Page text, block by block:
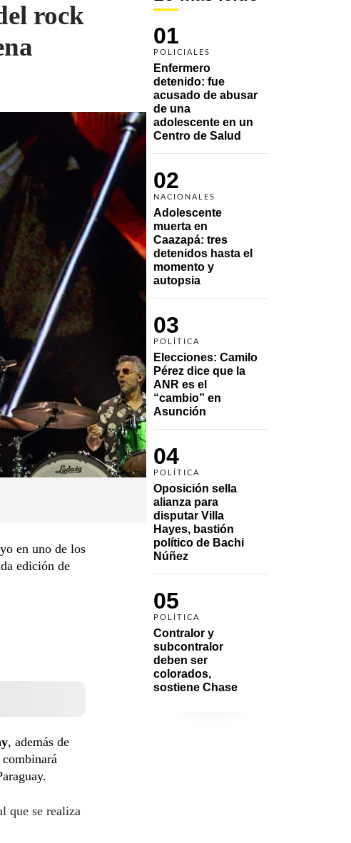
01
POLICIALES
Enfermero
detenido: fue
acusado de abusar
de una
adolescente en un
Centro de Salud
02
NACIONALES
Adolescente
muerta en
Caazapá: tres
detenidos hasta el
momento y
autopsia
03
POLÍTICA
Elecciones: Camilo
Pérez dice que la
ANR es el
“cambio” en
Asunción
04
POLÍTICA
Oposición sella
alianza para
disputar Villa
Hayes, bastión
político de Bachi
Núñez
05
POLÍTICA
Contralor y
subcontralor
deben ser
colorados,
sostiene Chase
rock
en uno de los
edición de
, además de
que se realiza